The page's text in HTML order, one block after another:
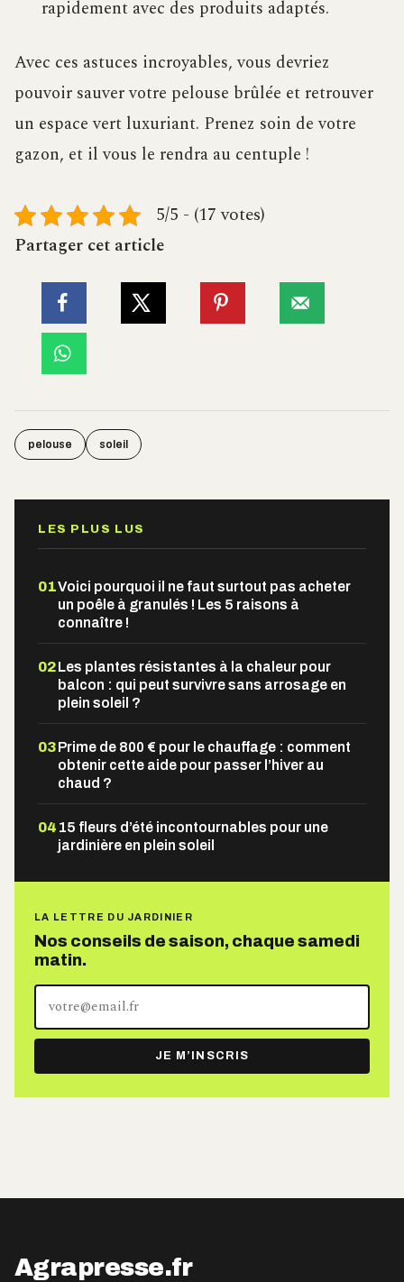
rapidement avec des produits adaptés.
Avec ces astuces incroyables, vous devriez
pouvoir sauver votre pelouse brûlée et retrouver
un espace vert luxuriant. Prenez soin de votre
gazon, et il vous le rendra au centuple !
5/5 - (17 votes)
Partager cet article
pelouse soleil
LES PLUS LUS
01Voici pourquoi il ne faut surtout pas acheter
un poêle à granulés ! Les 5 raisons à
connaître !
02Les plantes résistantes à la chaleur pour
balcon : qui peut survivre sans arrosage en
plein soleil ?
03Prime de 800 € pour le chauffage : comment
obtenir cette aide pour passer l’hiver au
chaud ?
04 15 fleurs d’été incontournables pour une
jardinière en plein soleil
LA LETTRE DU JARDINIER
Nos conseils de saison, chaque samedi
matin.
Votre
adresse
e-
mail
JE M’INSCRIS
Agrapresse.fr